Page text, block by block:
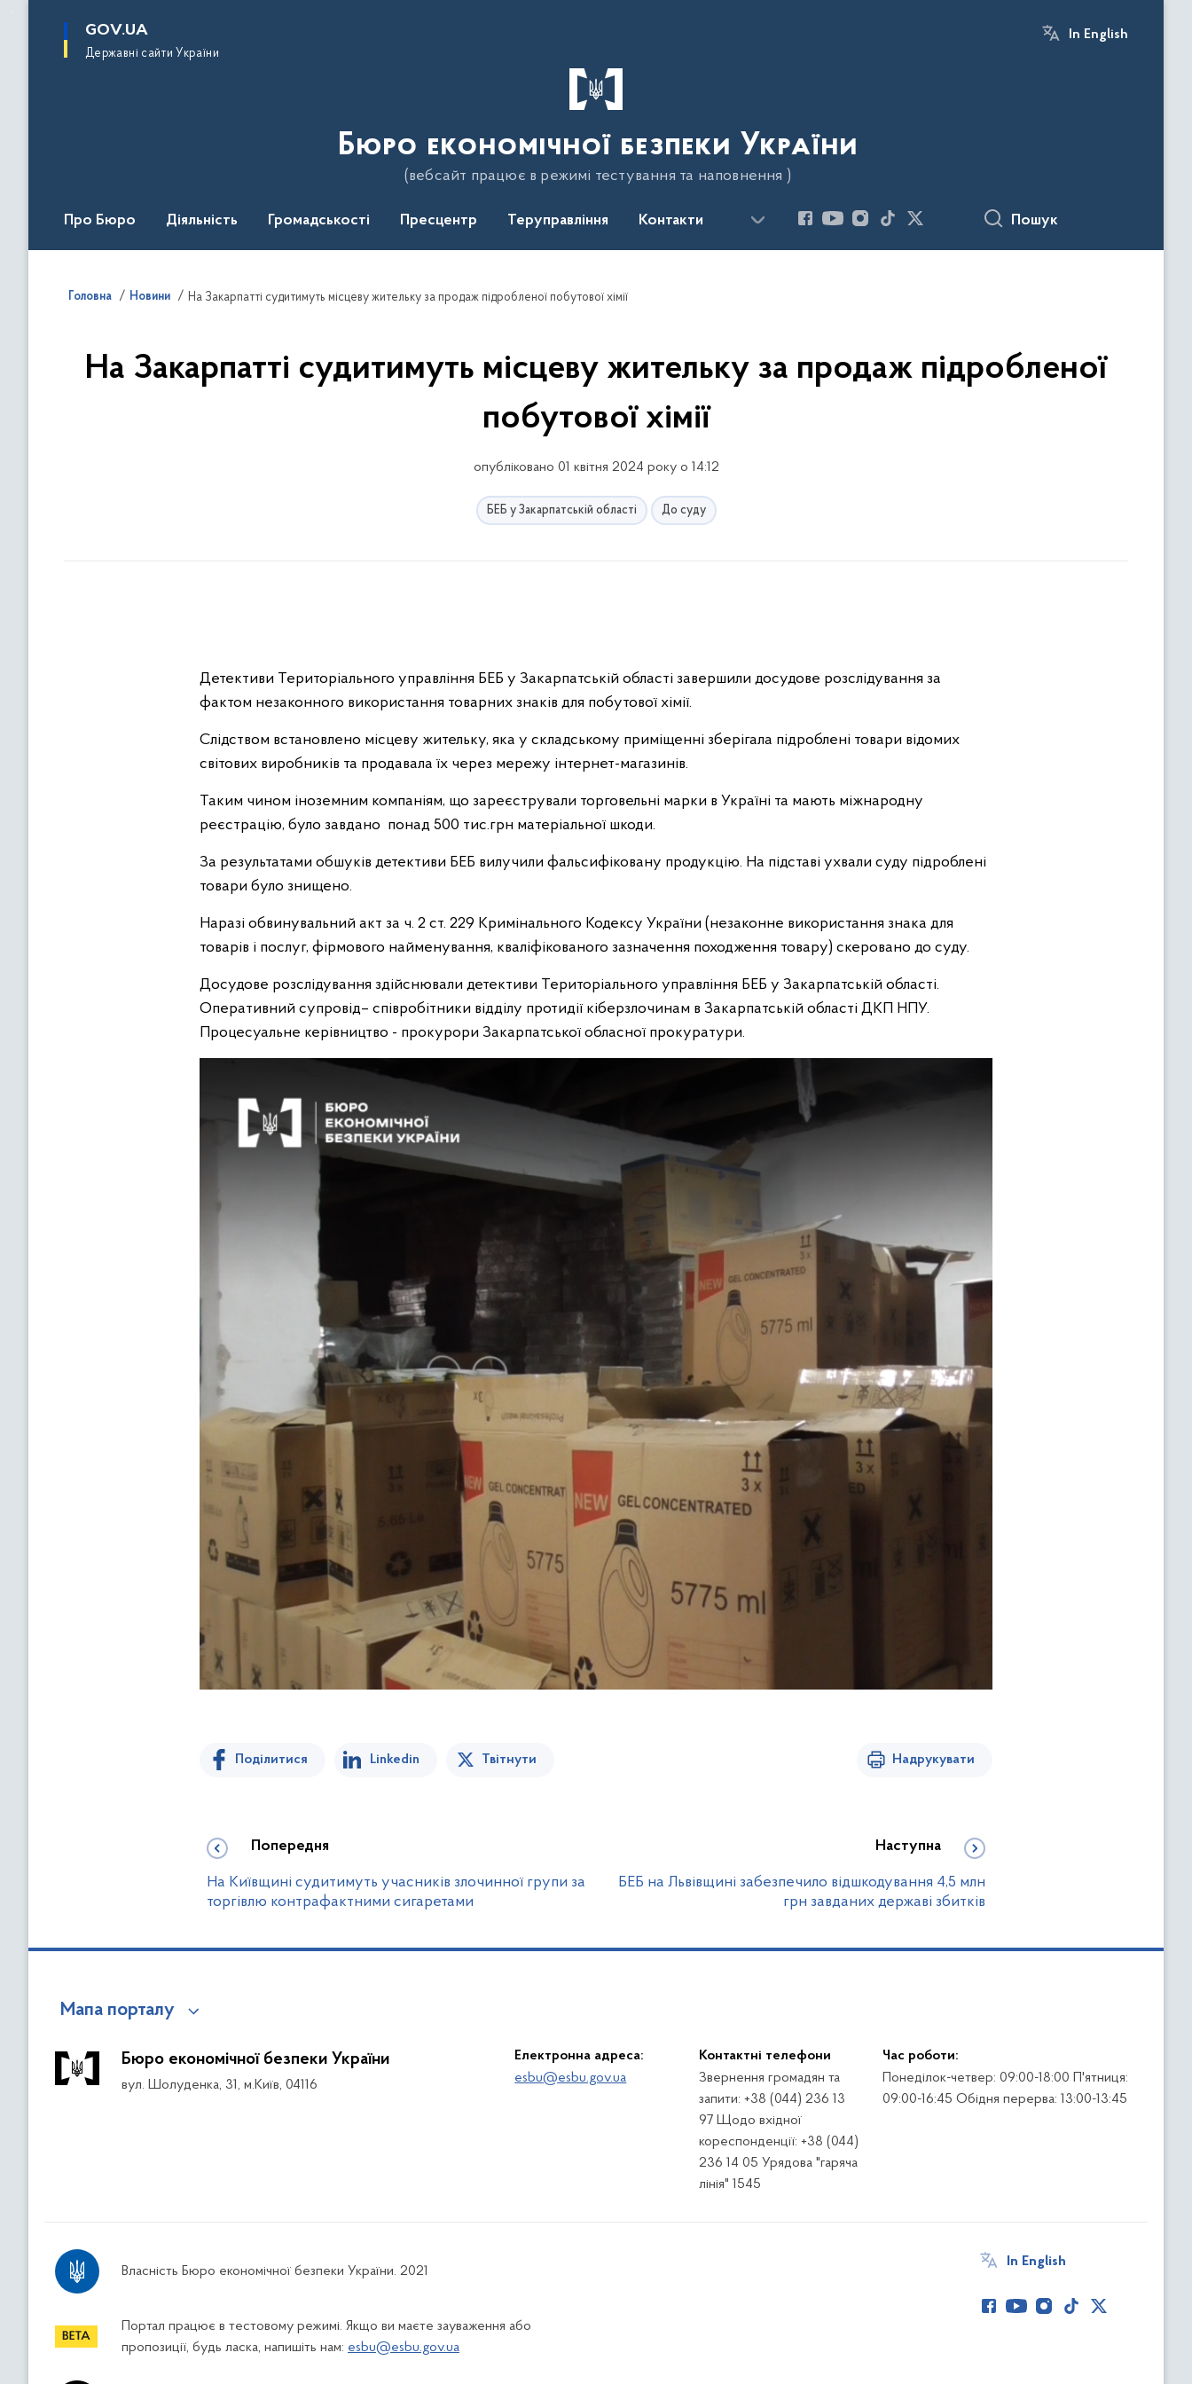
основного
GOV.UA
Державні сайти України
In English
Бюро економічної безпеки України
(вебсайт працює в режимі тестування та наповнення )
Про Бюро Діяльність Громадськості Пресцентр Теруправління Контакти Пошук
Головна Новини На Закарпатті судитимуть місцеву жительку за продаж підробленої побутової хімії
На Закарпатті судитимуть місцеву жительку за продаж підробленої
побутової хімії
опубліковано 01 квітня 2024 року о 14:12
БЕБ у Закарпатській області До суду
Детективи Територіального управління БЕБ у Закарпатській області завершили досудове розслідування за
фактом незаконного використання товарних знаків для побутової хімії.
Слідством встановлено місцеву жительку, яка у складському приміщенні зберігала підроблені товари відомих
світових виробників та продавала їх через мережу інтернет-магазинів.
Таким чином іноземним компаніям, що зареєстрували торговельні марки в Україні та мають міжнародну
реєстрацію, було завдано понад 500 тис.грн матеріальної шкоди.
За результатами обшуків детективи БЕБ вилучили фальсифіковану продукцію. На підставі ухвали суду підроблені
товари було знищено.
Наразі обвинувальний акт за ч. 2 ст. 229 Кримінального Кодексу України (незаконне використання знака для
товарів і послуг, фірмового найменування, кваліфікованого зазначення походження товару) скеровано до суду.
Досудове розслідування здійснювали детективи Територіального управління БЕБ у Закарпатській області.
Оперативний супровід– співробітники відділу протидії кіберзлочинам в Закарпатській області ДКП НПУ.
Процесуальне керівництво - прокурори Закарпатської обласної прокуратури.
Поділитися Linkedin Твітнути Надрукувати
Попередня
На Київщині судитимуть учасників злочинної групи за
торгівлю контрафактними сигаретами
Наступна
БЕБ на Львівщині забезпечило відшкодування 4,5 млн
грн завданих державі збитків
Мапа порталу
Бюро економічної безпеки України
вул. Шолуденка, 31, м.Київ, 04116
Електронна адреса:
esbu@esbu.gov.ua
Контактні телефони
Звернення громадян та
запити: +38 (044) 236 13
97 Щодо вхідної
кореспонденції: +38 (044)
236 14 05 Урядова "гаряча
лінія" 1545
Час роботи:
Понеділок-четвер: 09:00-18:00 П'ятниця:
09:00-16:45 Обідня перерва: 13:00-13:45
Власність Бюро економічної безпеки України. 2021
Портал працює в тестовому режимі. Якщо ви маєте зауваження або
пропозиції, будь ласка, напишіть нам: esbu@esbu.gov.ua
In English